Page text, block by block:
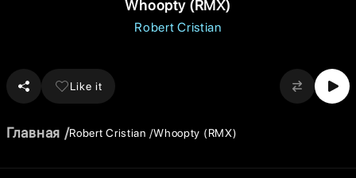
Whoopty (RMX)
Robert Cristian
Like it
Главная Robert Cristian Whoopty (RMX)